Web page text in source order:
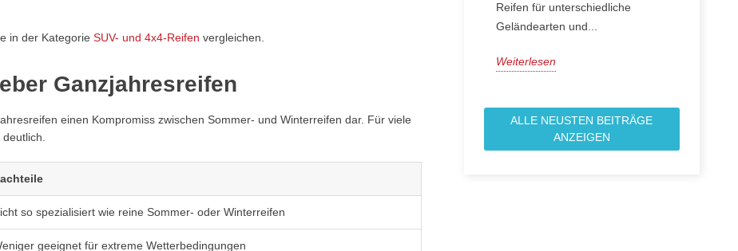
in der KategorieSUV- und 4x4-Reifen vergleichen.
Ganzjahresreifen
einen Kompromiss zwischen Sommer- und Winterreifen dar. Für viele
so spezialisiert wie reine Sommer- oder Winterreifen
geeignet für extreme Wetterbedingungen
Reifen für unterschiedliche
Geländearten und...
Weiterlesen
ALLE NEUSTEN BEITRÄGE
ANZEIGEN